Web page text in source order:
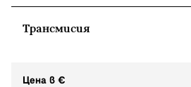
Tрансмисия
Цена в €